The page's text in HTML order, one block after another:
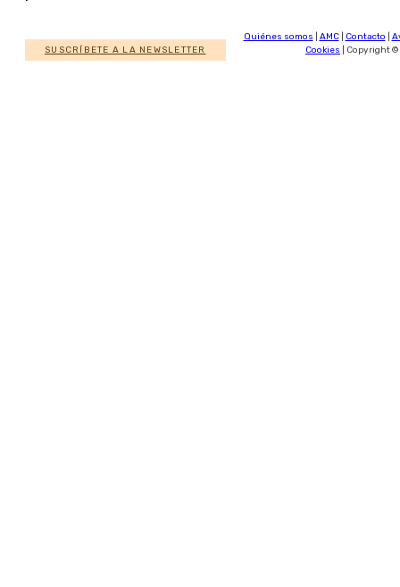
SUSCRÍBETE A LA NEWSLETTER
Quiénes somos AMC| Contacto
Cookies | Copyright